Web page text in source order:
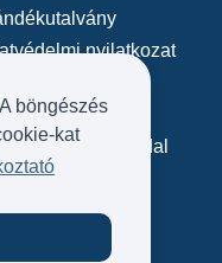
böngészés
kat
nyilatkozat
weboldal
SZÍN-TÁR oldal